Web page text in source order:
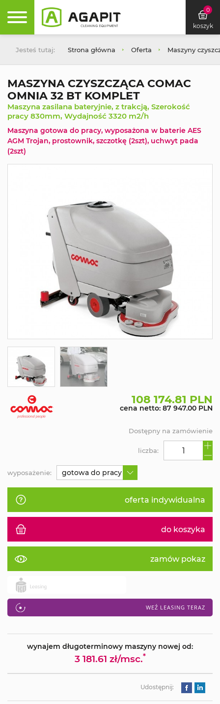
0
koszyk
Jesteś tutaj: Strona główna Oferta Maszyny
MASZYNA CZYSZCZĄCA COMAC
OMNIA 32 BT KOMPLET
Maszyna zasilana bateryjnie, z trakcją, Szerokość
pracy 830mm, Wydajność 3320 m2/h
Maszyna gotowa do pracy, wyposażona w baterie AES
AGM Trojan, prostownik, szczotkę (2szt), uchwyt pada
(2szt)
108 174.81 PLN
cena netto: 87 947.00 PLN
oferta indywidualna
do koszyka
zamów pokaz
WEŹ LEASING TERAZ
liczba:
Dostępny na zamówienie
wyposażenie: gotowa do pracy
wynajem długoterminowy maszyny nowej od:
3 181.61 zł/msc.*
Udostępnij: